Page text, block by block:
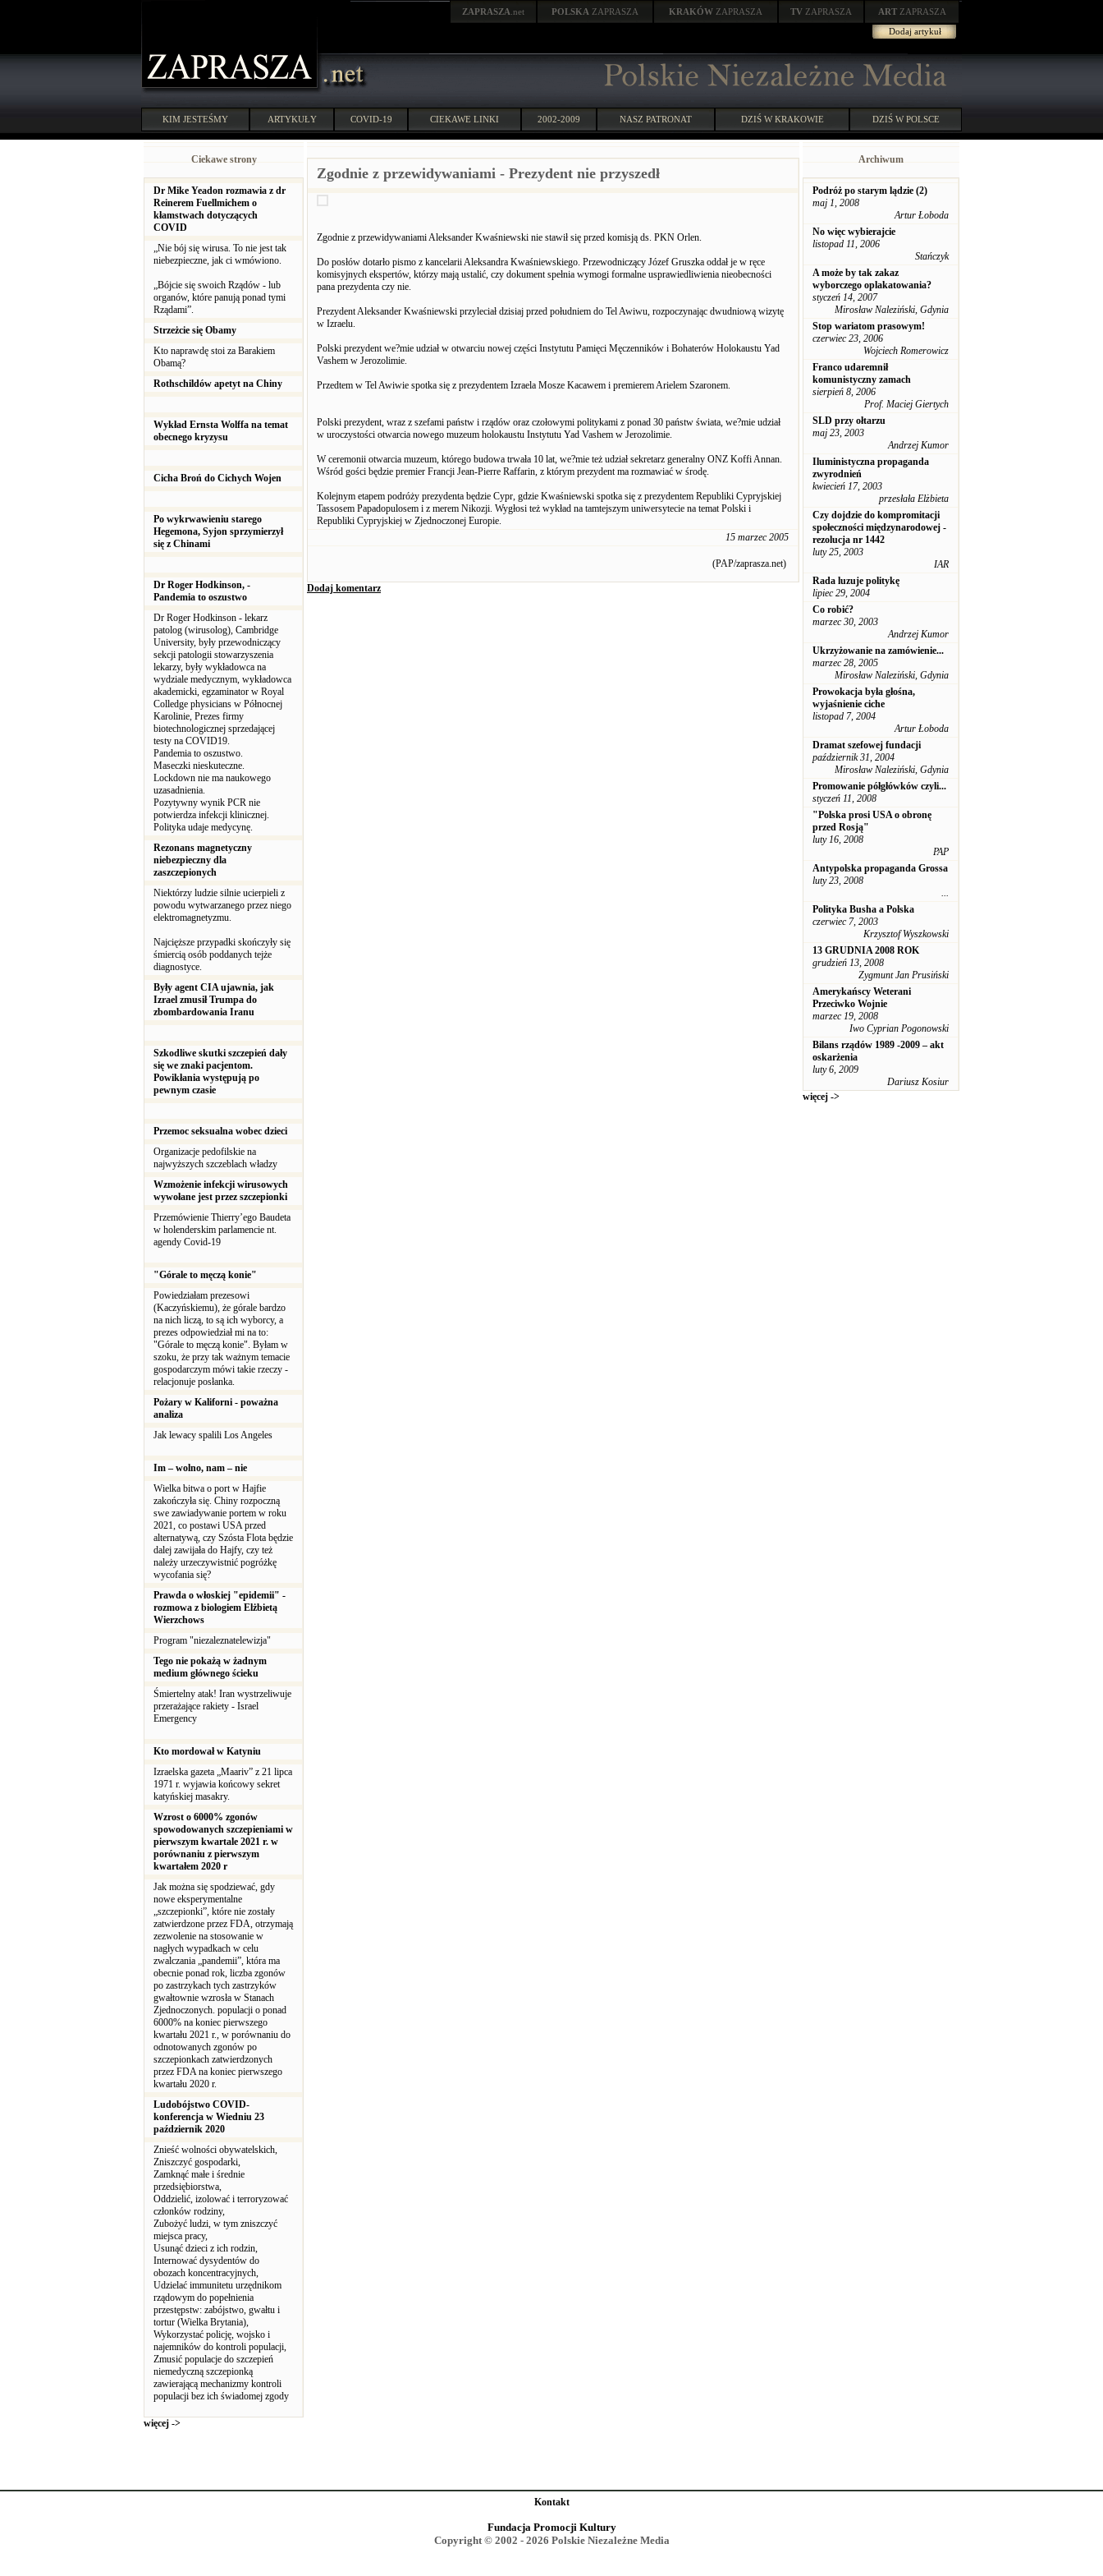
ZAPRASZA .net POLSKA ZAPRASZA KRAKÓW ZAPRASZA TV ZAPRASZA ART ZAPRASZA
Dodaj artykuł
KIM JESTEŚMY ARTYKUŁY COVID-19 CIEKAWE LINKI 2002-2009 NASZ PATRONAT DZIŚ W KRAKOWIE DZIŚ W POLSCE
Ciekawe strony
Dr Mike Yeadon rozmawia z dr
Reinerem Fuellmichem o
kłamstwach dotyczących
COVID
„Nie bój się wirusa. To nie jest tak
niebezpieczne, jak ci wmówiono.
„Bójcie się swoich Rządów - lub
organów, które panują ponad tymi
Rządami”.
Strzeżcie się Obamy
Kto naprawdę stoi za Barakiem
Obamą?
Rothschildów apetyt na Chiny
Wykład Ernsta Wolffa na temat
obecnego kryzysu
Cicha Broń do Cichych Wojen
Po wykrwawieniu starego
Hegemona, Syjon sprzymierzył
się z Chinami
Dr Roger Hodkinson, -
Pandemia to oszustwo
Dr Roger Hodkinson - lekarz
patolog (wirusolog), Cambridge
University, były przewodniczący
sekcji patologii stowarzyszenia
lekarzy, były wykładowca na
wydziale medycznym, wykładowca
akademicki, egzaminator w Royal
Colledge physicians w Północnej
Karolinie, Prezes firmy
biotechnologicznej sprzedającej
testy na COVID19.
Pandemia to oszustwo.
Maseczki nieskuteczne.
Lockdown nie ma naukowego
uzasadnienia.
Pozytywny wynik PCR nie
potwierdza infekcji klinicznej.
Polityka udaje medycynę.
Rezonans magnetyczny
niebezpieczny dla
zaszczepionych
Niektórzy ludzie silnie ucierpieli z
powodu wytwarzanego przez niego
elektromagnetyzmu.
Najcięższe przypadki skończyły się
śmiercią osób poddanych tejże
diagnostyce.
Były agent CIA ujawnia, jak
Izrael zmusił Trumpa do
zbombardowania Iranu
Szkodliwe skutki szczepień dały
się we znaki pacjentom.
Powikłania występują po
pewnym czasie
Przemoc seksualna wobec dzieci
Organizacje pedofilskie na
najwyższych szczeblach władzy
Wzmożenie infekcji wirusowych
wywołane jest przez szczepionki
Przemówienie Thierry’ego Baudeta
w holenderskim parlamencie nt.
agendy Covid-19
"Górale to męczą konie"
Powiedziałam prezesowi
(Kaczyńskiemu), że górale bardzo
na nich liczą, to są ich wyborcy, a
prezes odpowiedział mi na to:
"Górale to męczą konie". Byłam w
szoku, że przy tak ważnym temacie
gospodarczym mówi takie rzeczy -
relacjonuje posłanka.
Pożary w Kaliforni - poważna
analiza
Jak lewacy spalili Los Angeles
Im – wolno, nam – nie
Wielka bitwa o port w Hajfie
zakończyła się. Chiny rozpoczną
swe zawiadywanie portem w roku
2021, co postawi USA przed
alternatywą, czy Szósta Flota będzie
dalej zawijała do Hajfy, czy też
należy urzeczywistnić pogróżkę
wycofania się?
Prawda o włoskiej "epidemii" -
rozmowa z biologiem Elżbietą
Wierzchows
Program "niezaleznatelewizja"
Tego nie pokażą w żadnym
medium głównego ścieku
Śmiertelny atak! Iran wystrzeliwuje
przerażające rakiety - Israel
Emergency
Kto mordował w Katyniu
Izraelska gazeta „Maariv” z 21 lipca
1971 r. wyjawia końcowy sekret
katyńskiej masakry.
Wzrost o 6000% zgonów
spowodowanych szczepieniami w
pierwszym kwartale 2021 r. w
porównaniu z pierwszym
kwartałem 2020 r
Jak można się spodziewać, gdy
nowe eksperymentalne
„szczepionki”, które nie zostały
zatwierdzone przez FDA, otrzymają
zezwolenie na stosowanie w
nagłych wypadkach w celu
zwalczania „pandemii”, która ma
obecnie ponad rok, liczba zgonów
po zastrzykach tych zastrzyków
gwałtownie wzrosła w Stanach
Zjednoczonych. populacji o ponad
6000% na koniec pierwszego
kwartału 2021 r., w porównaniu do
odnotowanych zgonów po
szczepionkach zatwierdzonych
przez FDA na koniec pierwszego
kwartału 2020 r.
Ludobójstwo COVID-
konferencja w Wiedniu 23
październik 2020
Znieść wolności obywatelskich,
Zniszczyć gospodarki,
Zamknąć małe i średnie
przedsiębiorstwa,
Oddzielić, izolować i terroryzować
członków rodziny,
Zubożyć ludzi, w tym zniszczyć
miejsca pracy,
Usunąć dzieci z ich rodzin,
Internować dysydentów do
obozach koncentracyjnych,
Udzielać immunitetu urzędnikom
rządowym do popełnienia
przestępstw: zabójstwo, gwałtu i
tortur (Wielka Brytania),
Wykorzystać policję, wojsko i
najemników do kontroli populacji,
Zmusić populacje do szczepień
niemedyczną szczepionką
zawierającą mechanizmy kontroli
populacji bez ich świadomej zgody
więcej ->
Zgodnie z przewidywaniami - Prezydent nie przyszedł
Zgodnie z przewidywaniami Aleksander Kwaśniewski nie stawił się przed komisją ds. PKN Orlen.
Do posłów dotarło pismo z kancelarii Aleksandra Kwaśniewskiego. Przewodniczący Józef Gruszka oddał je w ręce
komisyjnych ekspertów, którzy mają ustalić, czy dokument spełnia wymogi formalne usprawiedliwienia nieobecności
pana prezydenta czy nie.
Prezydent Aleksander Kwaśniewski przyleciał dzisiaj przed południem do Tel Awiwu, rozpoczynając dwudniową wizytę
w Izraelu.
Polski prezydent we?mie udział w otwarciu nowej części Instytutu Pamięci Męczenników i Bohaterów Holokaustu Yad
Vashem w Jerozolimie.
Przedtem w Tel Awiwie spotka się z prezydentem Izraela Mosze Kacawem i premierem Arielem Szaronem.
Polski prezydent, wraz z szefami państw i rządów oraz czołowymi politykami z ponad 30 państw świata, we?mie udział
w uroczystości otwarcia nowego muzeum holokaustu Instytutu Yad Vashem w Jerozolimie.
W ceremonii otwarcia muzeum, którego budowa trwała 10 lat, we?mie też udział sekretarz generalny ONZ Koffi Annan.
Wśród gości będzie premier Francji Jean-Pierre Raffarin, z którym prezydent ma rozmawiać w środę.
Kolejnym etapem podróży prezydenta będzie Cypr, gdzie Kwaśniewski spotka się z prezydentem Republiki Cypryjskiej
Tassosem Papadopulosem i z merem Nikozji. Wygłosi też wykład na tamtejszym uniwersytecie na temat Polski i
Republiki Cypryjskiej w Zjednoczonej Europie.
15 marzec 2005
(PAP/zaprasza.net)
Dodaj komentarz
Archiwum
Podróż po starym lądzie (2)
maj 1, 2008
Artur Łoboda
No więc wybierajcie
listopad 11, 2006
Stańczyk
A może by tak zakaz
wyborczego oplakatowania?
styczeń 14, 2007
Mirosław Naleziński, Gdynia
Stop wariatom prasowym!
czerwiec 23, 2006
Wojciech Romerowicz
Franco udaremnił
komunistyczny zamach
sierpień 8, 2006
Prof. Maciej Giertych
SLD przy ołtarzu
maj 23, 2003
Andrzej Kumor
Iluministyczna propaganda
zwyrodnień
kwiecień 17, 2003
przesłała Elżbieta
Czy dojdzie do kompromitacji
społeczności międzynarodowej -
rezolucja nr 1442
luty 25, 2003
IAR
Rada luzuje politykę
lipiec 29, 2004
Co robić?
marzec 30, 2003
Andrzej Kumor
Ukrzyżowanie na zamówienie...
marzec 28, 2005
Mirosław Naleziński, Gdynia
Prowokacja była głośna,
wyjaśnienie ciche
listopad 7, 2004
Artur Łoboda
Dramat szefowej fundacji
październik 31, 2004
Mirosław Naleziński, Gdynia
Promowanie półgłówków czyli...
styczeń 11, 2008
"Polska prosi USA o obronę
przed Rosją"
luty 16, 2008
PAP
Antypolska propaganda Grossa
luty 23, 2008
...
Polityka Busha a Polska
czerwiec 7, 2003
Krzysztof Wyszkowski
13 GRUDNIA 2008 ROK
grudzień 13, 2008
Zygmunt Jan Prusiński
Amerykańscy Weterani
Przeciwko Wojnie
marzec 19, 2008
Iwo Cyprian Pogonowski
Bilans rządów 1989 -2009 – akt
oskarżenia
luty 6, 2009
Dariusz Kosiur
więcej ->
Kontakt
Fundacja Promocji Kultury
Copyright © 2002 - 2026 Polskie Niezależne Media